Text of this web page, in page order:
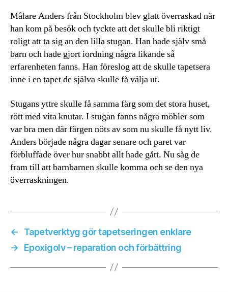
Målare Anders från Stockholm blev glatt överraskad när
han kom på besök och tyckte att det skulle bli riktigt
roligt att ta sig an den lilla stugan. Han hade själv små
barn och hade gjort iordning några likande så
erfarenheten fanns. Han föreslog att de skulle tapetsera
inne i en tapet de själva skulle få välja ut.
Stugans yttre skulle få samma färg som det stora huset,
rött med vita knutar. I stugan fanns några möbler som
var bra men där färgen nöts av som nu skulle få nytt liv.
Anders började några dagar senare och paret var
förbluffade över hur snabbt allt hade gått. Nu såg de
fram till att barnbarnen skulle komma och se den nya
överraskningen.
←
Tapetverktyg gör tapetseringen enklare
→
Epoxigolv – reparation och förbättring